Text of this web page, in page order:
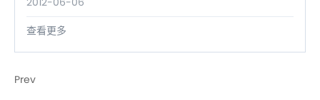
2012-06-06
查看更多
Prev